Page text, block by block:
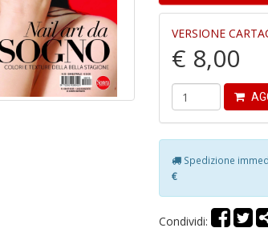
VERSIONE
€ 8,00
Spedizione
€
Condividi: